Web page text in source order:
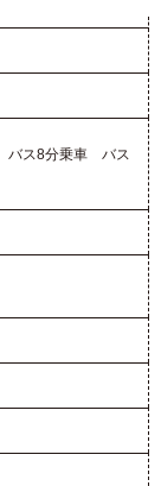
ス8分乗車 バス